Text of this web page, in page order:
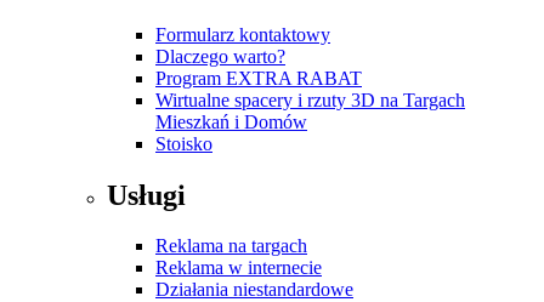
Formularz kontaktowy
Dlaczego warto?
Program EXTRA RABAT
Wirtualne spacery i rzuty 3D na Targach
Mieszkań i Domów
Stoisko
Usługi
Reklama na targach
Reklama w internecie
Działania niestandardowe